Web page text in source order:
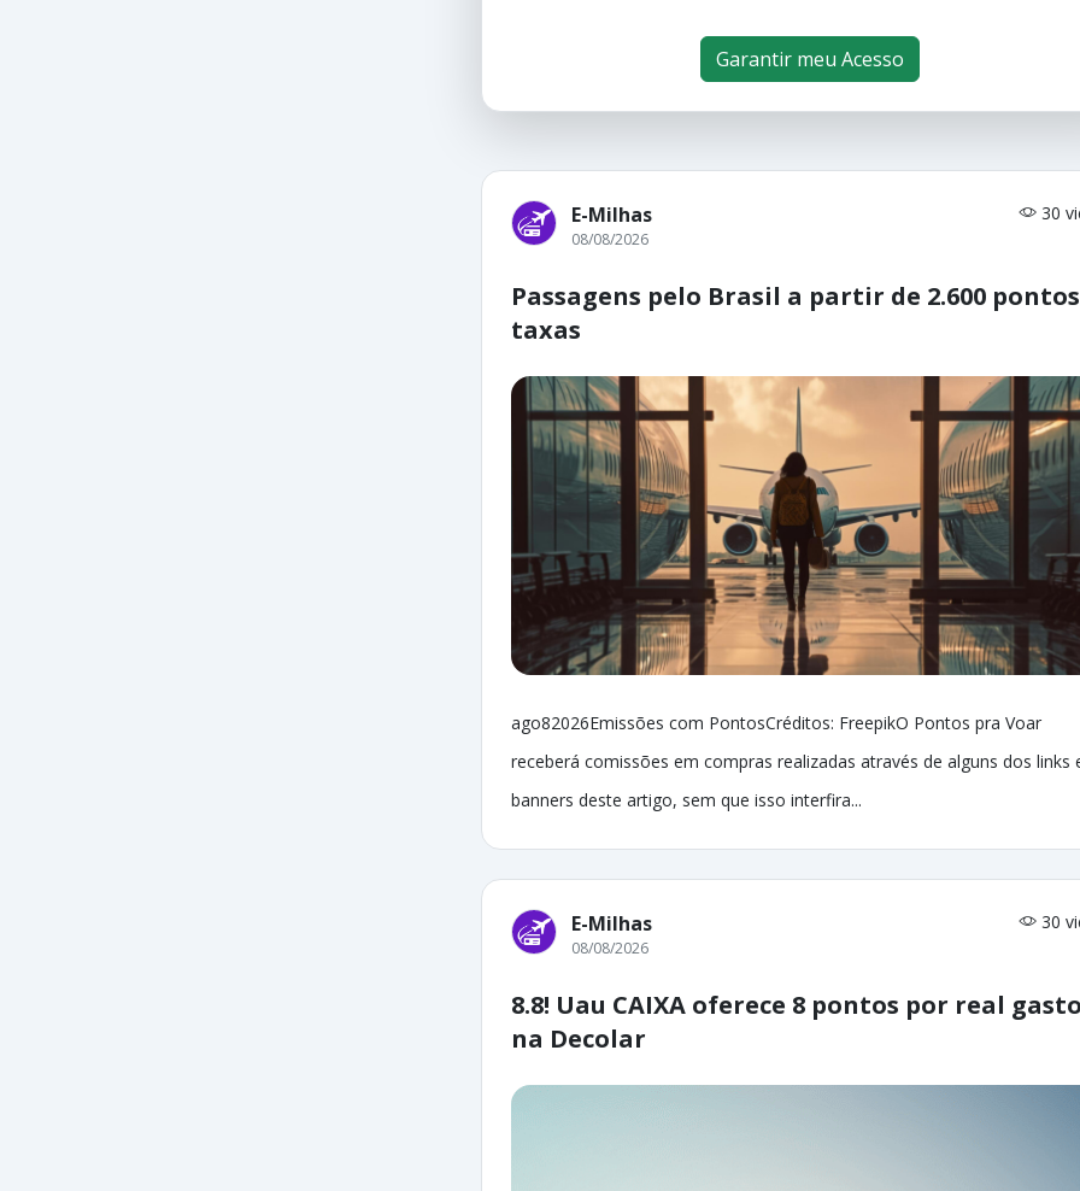
Garantir meu Acesso
E-Milhas 30
08/08/2026
Passagens pelo Brasil a partir de 2.600
taxas
ago82026Emissões com PontosCréditos: FreepikO Pontos pra Voar
receberá comissões em compras realizadas através de alguns dos links
banners deste artigo, sem que isso interfira...
E-Milhas 30
08/08/2026
8.8! Uau CAIXA oferece 8 pontos por real gasto
na Decolar